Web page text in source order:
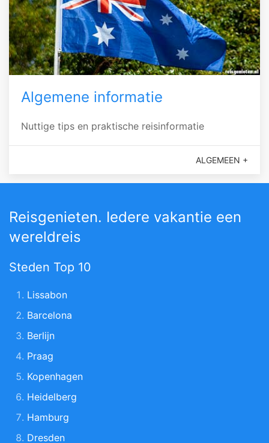
Algemene informatie
Nuttige tips en praktische reisinformatie
ALGEMEEN +
Reisgenieten. Iedere vakantie een
wereldreis
Steden Top 10
Lissabon
Barcelona
Berlijn
Praag
Kopenhagen
Heidelberg
Hamburg
Dresden